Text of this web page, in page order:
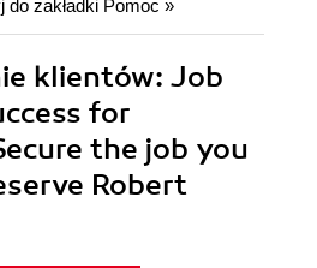
do zakładki Pomoc »
klientów: Job
for
the job you
Robert